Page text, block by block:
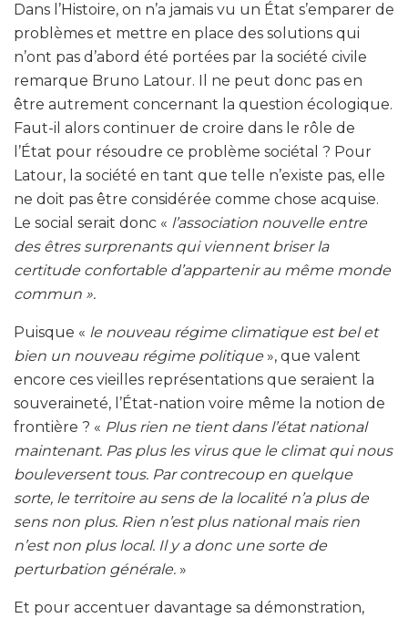
Dans l’Histoire, on n’a jamais vu un État s’emparer de
problèmes et mettre en place des solutions qui
n’ont pas d’abord été portées par la société civile
remarque Bruno Latour. Il ne peut donc pas en
être autrement concernant la question écologique.
Faut-il alors continuer de croire dans le rôle de
l’État pour résoudre ce problème sociétal ? Pour
Latour, la société en tant que telle n’existe pas, elle
ne doit pas être considérée comme chose acquise.
Le social serait donc « l’association nouvelle entre
des êtres surprenants qui viennent briser la
certitude confortable d’appartenir au même monde
commun ».
Puisque « le nouveau régime climatique est bel et
bien un nouveau régime politique », que valent
encore ces vieilles représentations que seraient la
souveraineté, l’État-nation voire même la notion de
frontière ? « Plus rien ne tient dans l’état national
maintenant. Pas plus les virus que le climat qui nous
bouleversent tous. Par contrecoup en quelque
sorte, le territoire au sens de la localité n’a plus de
sens non plus. Rien n’est plus national mais rien
n’est non plus local. Il y a donc une sorte de
perturbation générale. »
Et pour accentuer davantage sa démonstration,